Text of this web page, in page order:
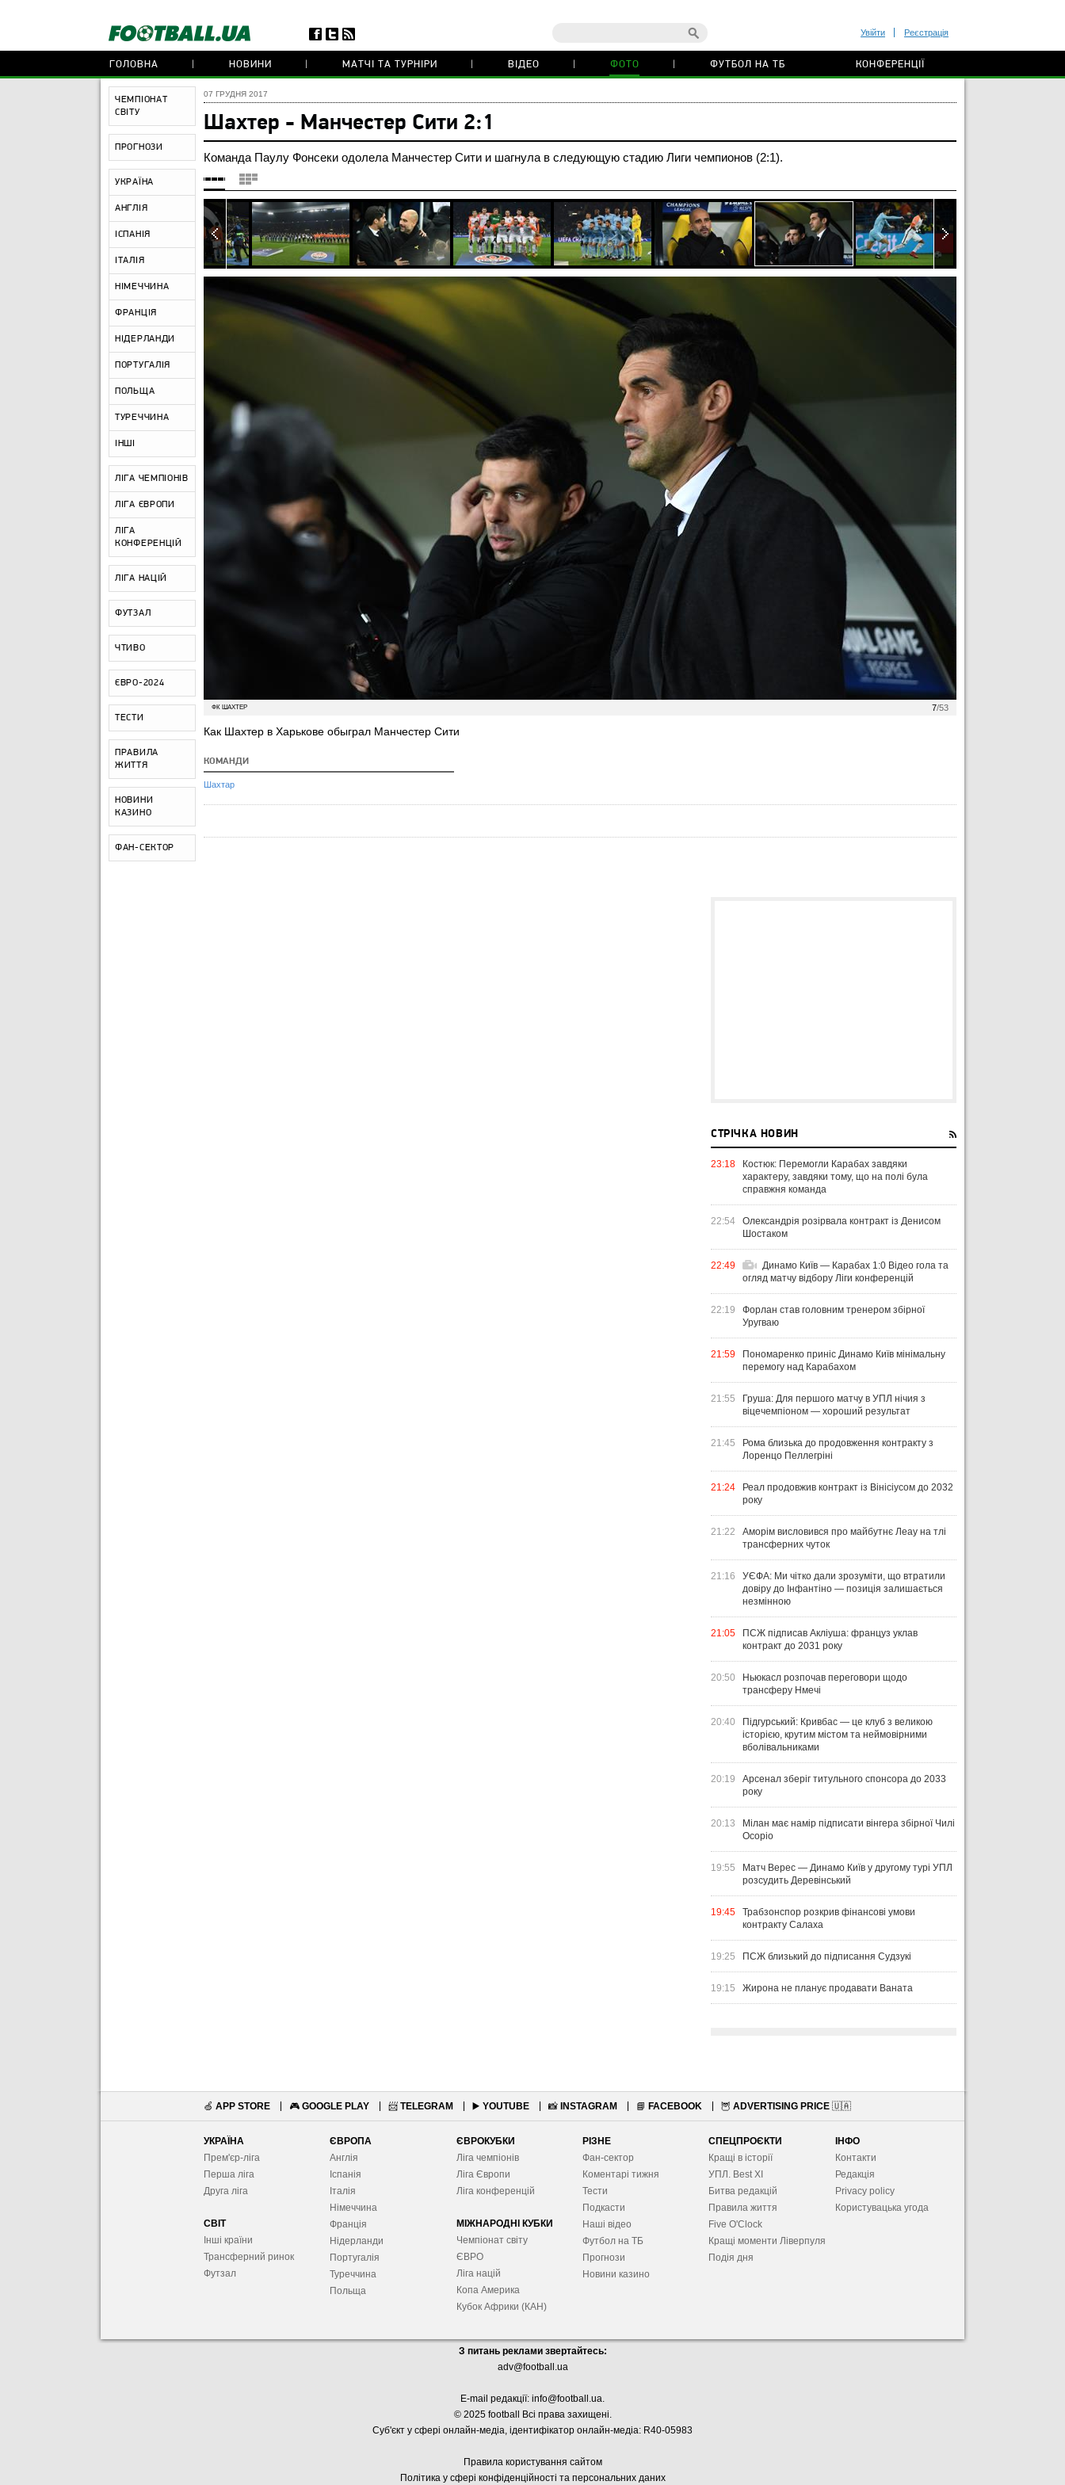
Увійти Реєстрація
ГОЛОВНА НОВИНИ МАТЧІ ТА ТУРНІРИ ВІДЕО ФОТО ФУТБОЛ НА ТБ КОНФЕРЕНЦІЇ
ЧЕМПІОНАТ
СВІТУ
ПРОГНОЗИ
УКРАЇНА
АНГЛІЯ
ІСПАНІЯ
ІТАЛІЯ
НІМЕЧЧИНА
ФРАНЦІЯ
НІДЕРЛАНДИ
ПОРТУГАЛІЯ
ПОЛЬЩА
ТУРЕЧЧИНА
ІНШІ
ЛІГА ЧЕМПІОНІВ
ЛІГА ЄВРОПИ
ЛІГА
КОНФЕРЕНЦІЙ
ЛІГА НАЦІЙ
ФУТЗАЛ
ЧТИВО
ЄВРО-2024
ТЕСТИ
ПРАВИЛА
ЖИТТЯ
НОВИНИ
КАЗИНО
ФАН-СЕКТОР
07 ГРУДНЯ 2017
Шахтер - Манчестер Сити 2:1
Команда Паулу Фонсеки одолела Манчестер Сити и шагнула в следующую стадию Лиги чемпионов (2:1).
7/53
ФК ШАХТЕР
Как Шахтер в Харькове обыграл Манчестер Сити
КОМАНДИ
Шахтар
СТРІЧКА НОВИН
23:18
Костюк: Перемогли Карабах завдяки
характеру, завдяки тому, що на полі була
справжня команда
22:54
Олександрія розірвала контракт із Денисом
Шостаком
22:49
Динамо Київ — Карабах 1:0 Відео гола та
огляд матчу відбору Ліги конференцій
22:19
Форлан став головним тренером збірної
Уругваю
21:59
Пономаренко приніс Динамо Київ мінімальну
перемогу над Карабахом
21:55
Груша: Для першого матчу в УПЛ нічия з
віцечемпіоном — хороший результат
21:45
Рома близька до продовження контракту з
Лоренцо Пеллегріні
21:24
Реал продовжив контракт із Вінісіусом до 2032
року
21:22
Аморім висловився про майбутнє Леау на тлі
трансферних чуток
21:16
УЄФА: Ми чітко дали зрозуміти, що втратили
довіру до Інфантіно — позиція залишається
незмінною
21:05
ПСЖ підписав Акліуша: француз уклав
контракт до 2031 року
20:50
Ньюкасл розпочав переговори щодо
трансферу Нмечі
20:40
Підгурський: Кривбас — це клуб з великою
історією, крутим містом та неймовірними
вболівальниками
20:19
Арсенал зберіг титульного спонсора до 2033
року
20:13
Мілан має намір підписати вінгера збірної Чилі
Осоріо
19:55
Матч Верес — Динамо Київ у другому турі УПЛ
розсудить Деревінський
19:45
Трабзонспор розкрив фінансові умови
контракту Салаха
19:25 ПСЖ близький до підписання Судзукі
19:15 Жирона не планує продавати Ваната
🍏 APP STORE 🎮 GOOGLE PLAY 📨 TELEGRAM ▶️ YOUTUBE 📸 INSTAGRAM 📘 FACEBOOK 🦉 ADVERTISING PRICE 🇺🇦
УКРАЇНА
Прем'єр-ліга
Перша ліга
Друга ліга
СВІТ
Інші країни
Трансферний ринок
Футзал
ЄВРОПА
Англія
Іспанія
Італія
Німеччина
Франція
Нідерланди
Португалія
Туреччина
Польща
ЄВРОКУБКИ
Ліга чемпіонів
Ліга Європи
Ліга конференцій
МІЖНАРОДНІ КУБКИ
Чемпіонат світу
ЄВРО
Ліга націй
Копа Америка
Кубок Африки (КАН)
РІЗНЕ
Фан-сектор
Коментарі тижня
Тести
Подкасти
Наші відео
Футбол на ТБ
Прогнози
Новини казино
СПЕЦПРОЄКТИ
Кращі в історії
УПЛ. Best XІ
Битва редакцій
Правила життя
Five O'Clock
Кращі моменти Ліверпуля
Подія дня
ІНФО
Контакти
Редакція
Privacy policy
Користувацька угода
З питань реклами звертайтесь:
adv@football.ua
E-mail редакції: info@football.ua.
© 2025 football Всі права захищені.
Суб'єкт у сфері онлайн-медіа, ідентифікатор онлайн-медіа: R40-05983
Правила користування сайтом
Політика у сфері конфіденційності та персональних даних